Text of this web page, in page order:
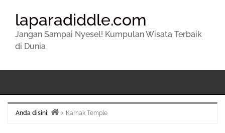
laparadiddle.com
Jangan Sampai Nyesel! Kumpulan Wisata Terbaik
di Dunia
Anda disini:
Karnak Temple